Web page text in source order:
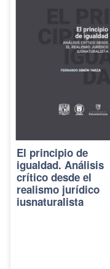
El principio de
igualdad. Análisis
crítico desde el
realismo jurídico
iusnaturalista